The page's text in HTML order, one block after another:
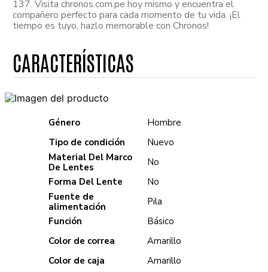
137. Visita chronos.com.pe hoy mismo y encuentra el
compañero perfecto para cada momento de tu vida. ¡El
tiempo es tuyo, hazlo memorable con Chronos!
Género
Hombre
Tipo de condición
Nuevo
Material Del Marco
De Lentes
No
Forma Del Lente
No
Fuente de
alimentación
Pila
Función
Básico
Color de correa
Amarillo
Color de caja
Amarillo